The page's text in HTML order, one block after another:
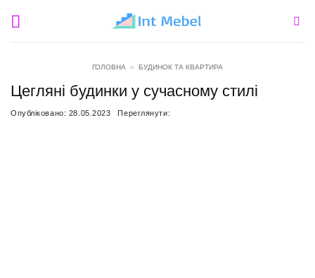
ГОЛОВНА » БУДИНОК ТА КВАРТИРА
Цегляні будинки у сучасному стилі
Опубліковано: 28.05.2023 Переглянути: